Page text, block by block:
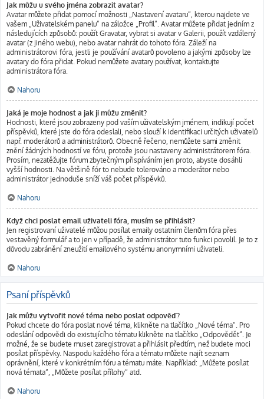
Jak můžu u svého jména zobrazit avatar?
Avatar můžete přidat pomocí možnosti „Nastavení avataru“, kterou najdete ve
vašem „Uživatelském panelu“ na záložce „Profil“. Avatar můžete přidat jedním z
následujících způsobů: použít Gravatar, vybrat si avatar v Galerii, použít vzdálený
avatar (z jiného webu), nebo avatar nahrát do tohoto fóra. Záleží na
administrátorovi fóra, jestli je používání avatarů povoleno a jakými způsoby lze
avatary do fóra přidat. Pokud nemůžete avatary používat, kontaktujte
administrátora fóra.
Nahoru
Jaká je moje hodnost a jak ji můžu změnit?
Hodnosti, které jsou zobrazeny pod vaším uživatelským jménem, indikují počet
příspěvků, které jste do fóra odeslali, nebo slouží k identifikaci určitých uživatelů
např. moderátorů a administrátorů. Obecně řečeno, nemůžete sami změnit
znění žádných hodností ve fóru, protože jsou nastaveny administrátorem fóra.
Prosím, nezatěžujte fórum zbytečným přispíváním jen proto, abyste dosáhli
vyšší hodnosti. Na většině fór to nebude tolerováno a moderátor nebo
administrátor jednoduše sníží váš počet příspěvků.
Nahoru
Když chci poslat email uživateli fóra, musím se přihlásit?
Jen registrovaní uživatelé můžou posílat emaily ostatním členům fóra přes
vestavěný formulář a to jen v případě, že administrátor tuto funkci povolil. Je to z
důvodu zabránění zneužití emailového systému anonymními uživateli.
Nahoru
Psaní příspěvků
Jak můžu vytvořit nové téma nebo poslat odpověď?
Pokud chcete do fóra poslat nové téma, klikněte na tlačítko „Nové téma“. Pro
odeslání odpovědi do existujícího tématu klikněte na tlačítko „Odpovědět“. Je
možné, že se budete muset zaregistrovat a přihlásit předtím, než budete moci
posílat příspěvky. Naspodu každého fóra a tématu můžete najít seznam
oprávnění, které v konkrétním fóru a tématu máte. Například: „Můžete posílat
nová témata“, „Můžete posílat přílohy“ atd.
Nahoru